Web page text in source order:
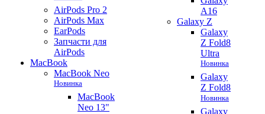
AirPods Pro 2
AirPods Max
EarPods
Запчасти для
AirPods
MacBook
MacBook Neo
Новинка
MacBook
Neo 13"
A16
Galaxy Z
Galaxy
Z Fold8
Ultra
Новинка
Galaxy
Z Fold8
Новинка
Galaxy